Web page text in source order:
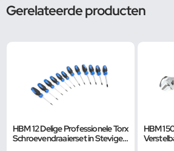
Gerelateerde producten
HBM 12 Delige Professionele Torx
Schroevendraaierset in Stevige
HBM